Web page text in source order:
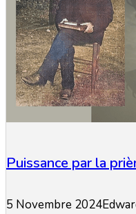
Puissance par la
5 Novembre 2024